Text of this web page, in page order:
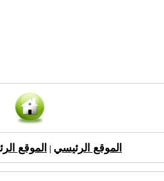
الموقع الرئيسي الموقع